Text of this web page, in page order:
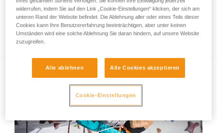
Trainingstipps von Jorg Verhoeven
widerrufen, indem Sie auf den Link „Cookie-Einstellungen“ klicken, der sich am
unteren Rand der Website befindet. Die Ablehnung aller oder eines Teils dieser
Cookies kann Ihre Benutzererfahrung beeinträchtigen, aber unter keinen
Umständen wird eine solche Ablehnung Sie daran hindern, auf unsere Website
zuzugreifen.
Alle ablehnen Alle Cookies akzeptieren
Cookie-Einstellungen